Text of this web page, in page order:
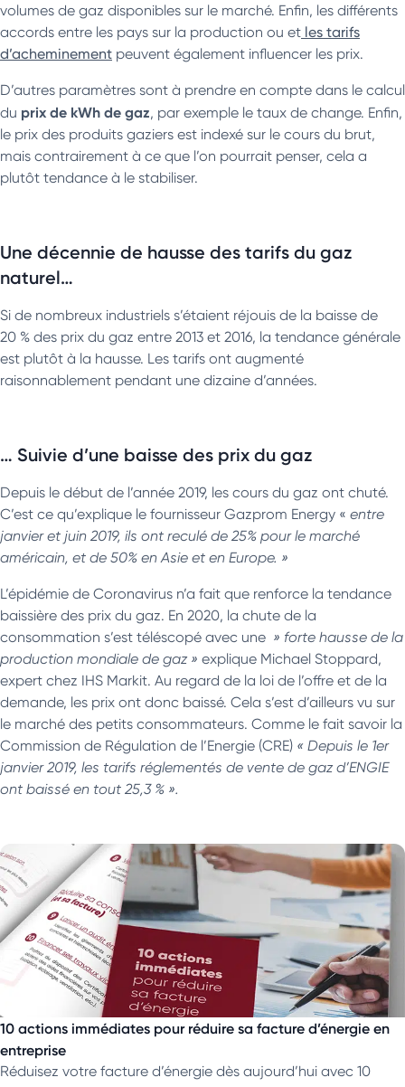
volumes de gaz disponibles sur le marché. Enfin, les différents
accords entre les pays sur la production ou et les tarifs
d’acheminement peuvent également influencer les prix.
D’autres paramètres sont à prendre en compte dans le calcul
du prix de kWh de gaz, par exemple le taux de change. Enfin,
le prix des produits gaziers est indexé sur le cours du brut,
mais contrairement à ce que l’on pourrait penser, cela a
plutôt tendance à le stabiliser.
Une décennie de hausse des tarifs du gaz
naturel…
Si de nombreux industriels s’étaient réjouis de la baisse de
20 % des prix du gaz entre 2013 et 2016, la tendance générale
est plutôt à la hausse. Les tarifs ont augmenté
raisonnablement pendant une dizaine d’années.
… Suivie d’une baisse des prix du gaz
Depuis le début de l’année 2019, les cours du gaz ont chuté.
C’est ce qu’explique le fournisseur Gazprom Energy « entre
janvier et juin 2019, ils ont reculé de 25% pour le marché
américain, et de 50% en Asie et en Europe. »
L’épidémie de Coronavirus n’a fait que renforce la tendance
baissière des prix du gaz. En 2020, la chute de la
consommation s’est téléscopé avec une » forte hausse de la
production mondiale de gaz » explique Michael Stoppard,
expert chez IHS Markit. Au regard de la loi de l’offre et de la
demande, les prix ont donc baissé. Cela s’est d’ailleurs vu sur
le marché des petits consommateurs. Comme le fait savoir la
Commission de Régulation de l’Energie (CRE) « Depuis le 1er
janvier 2019, les tarifs réglementés de vente de gaz d’ENGIE
ont baissé en tout 25,3 % ».
10 actions immédiates pour réduire sa facture d’énergie en
entreprise
Réduisez votre facture d’énergie dès aujourd’hui avec 10